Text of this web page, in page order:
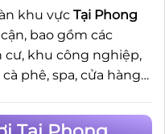
khu vực Tại Phong
bao gồm các
khu công nghiệp,
phê, spa, cửa hàng…